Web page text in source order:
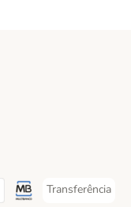
Method
Payment Method
Multibanco Payment
Transferência
Transferência